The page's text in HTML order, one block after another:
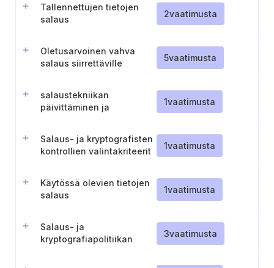
Tallennettujen tietojen
salaus
2vaatimusta
Oletusarvoinen vahva
salaus siirrettäville
5vaatimusta
salaustekniikan
päivittäminen ja
1vaatimusta
Salaus- ja kryptografisten
kontrollien valintakriteerit
1vaatimusta
Käytössä olevien tietojen
salaus
1vaatimusta
Salaus- ja
kryptografiapolitiikan
3vaatimusta